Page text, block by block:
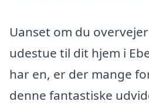
Uanset om du
udestue til dit hjem i
har en, er der mange
denne fantastiske